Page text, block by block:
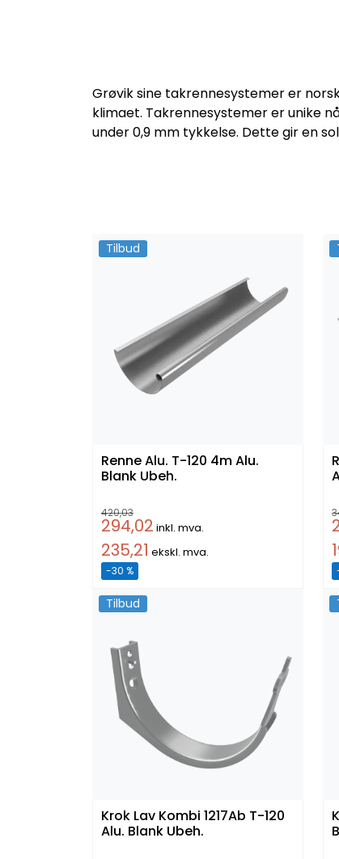
Grøvik sine takrennesystemer er
klimaet. Takrennesystemer er unike
under 0,9 mm tykkelse. Dette gir en
Tilbud
Renne Alu. T-120 4m Alu.
Blank Ubeh.
420,03
294,02 inkl. mva.
235,21 ekskl. mva.
-30 %
Tilbud
Krok Lav Kombi 1217Ab T-120
Alu. Blank Ubeh.